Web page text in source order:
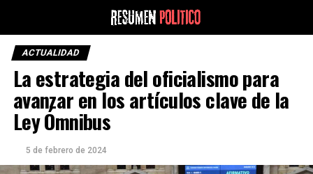
ACTUALIDAD
La estrategia del oficialismo para
avanzar en los artículos clave de la
Ley Ómnibus
5 de febrero de 2024